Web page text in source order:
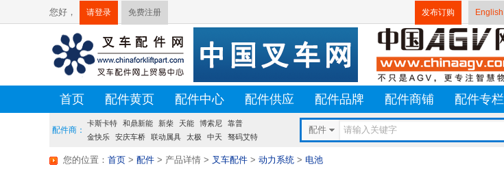
您好， 请登录 免费注册 发布订购 English
首页 配件黄页 配件中心 配件供应 配件品牌 配件商铺 配件专栏
配件商：
卡斯卡特 和鼎新能 新柴 天能 博索尼 靠普
荷贝克 硕源 方源 佛朗斯 盛航
台创
金快乐
安庆车桥 联动属具 太极 中天
驽码艾特
配件
您的位置： 首页 > 配件 > 叉车配件 > 动力系统 > 电池
> 产品详情